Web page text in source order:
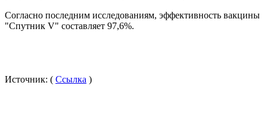
Согласно последним исследованиям, эффективность вакцины
"Спутник V" составляет 97,6%.
Источник: ( Ссылка )